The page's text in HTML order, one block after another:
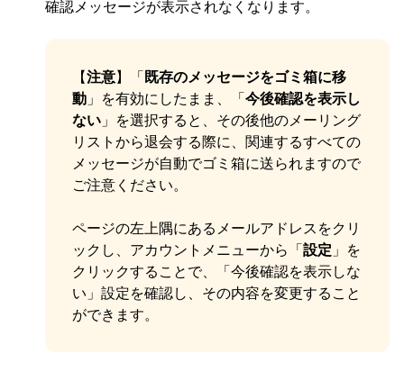
確認メッセージが表示されなくなります。
【注意】「既存のメッセージをゴミ箱に移
動 」を有効にしたまま、「今後確認を表示し
ない 」を選択すると、その後他のメーリング
リストから退会する際に、関連するすべての
メッセージが自動でゴミ箱に送られますので
ご注意ください。
ページの左上隅にあるメールアドレスをクリ
ックし、アカウントメニューから「設定 」を
クリックすることで、「今後確認を表示しな
い」設定を確認し、その内容を変更すること
ができます。